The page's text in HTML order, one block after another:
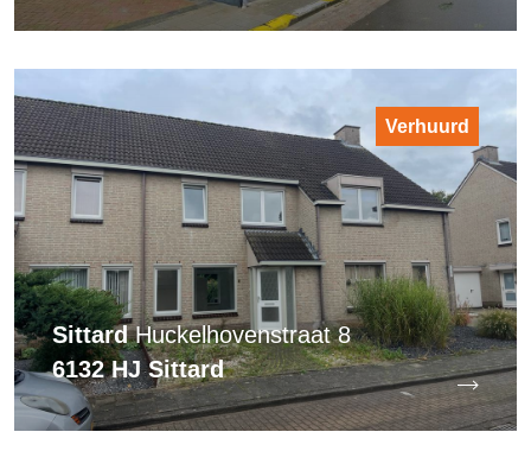
SittardHuckelhovenstraat 8
6132 HJ Sittard
Verhuurd